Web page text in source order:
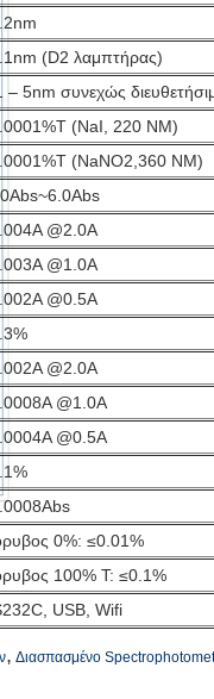
(D2 λαμπτήρας)
– 5nm συνεχώς
(NaI, 220 NM)
(NaNO2,360 NM)
@2.0A
@1.0A
@0.5A
@2.0A
@1.0A
@0.5A
0%: ≤0.01%
100% Τ: ≤0.1%
USB, Wifi
, Διασπασμένο